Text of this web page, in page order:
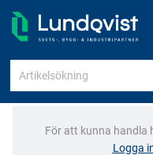
För att kunna handla
Logga